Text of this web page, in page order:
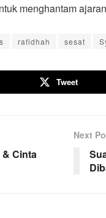
menghantam
rafidhah sesat
Tweet
& Cinta
Next